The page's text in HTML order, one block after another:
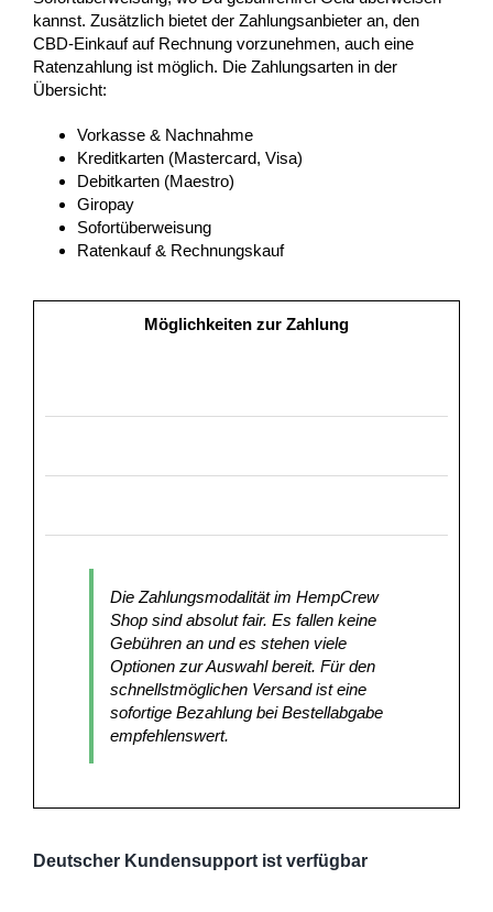
kannst. Zusätzlich bietet der Zahlungsanbieter an, den
CBD-Einkauf auf Rechnung vorzunehmen, auch eine
Ratenzahlung ist möglich. Die Zahlungsarten in der
Übersicht:
Vorkasse & Nachnahme
Kreditkarten (Mastercard, Visa)
Debitkarten (Maestro)
Giropay
Sofortüberweisung
Ratenkauf & Rechnungskauf
Möglichkeiten zur Zahlung
Die Zahlungsmodalität im HempCrew
Shop sind absolut fair. Es fallen keine
Gebühren an und es stehen viele
Optionen zur Auswahl bereit. Für den
schnellstmöglichen Versand ist eine
sofortige Bezahlung bei Bestellabgabe
empfehlenswert.
Deutscher Kundensupport ist verfügbar